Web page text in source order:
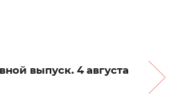
выпуск. 4 августа